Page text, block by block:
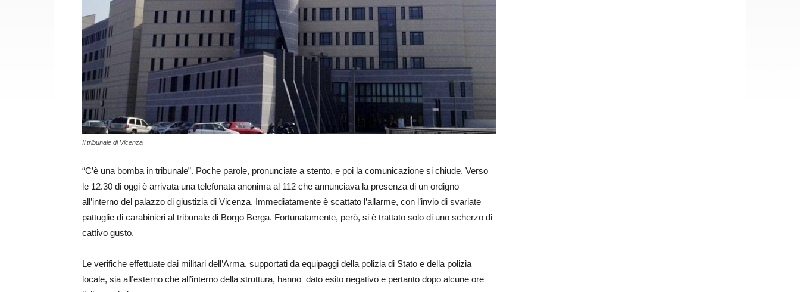
Il tribunale di Vicenza
“C’è una bomba in tribunale”. Poche parole, pronunciate a stento, e poi la comunicazione si chiude. Verso
le 12.30 di oggi è arrivata una telefonata anonima al 112 che annunciava la presenza di un ordigno
all’interno del palazzo di giustizia di Vicenza. Immediatamente è scattato l’allarme, con l’invio di svariate
pattuglie di carabinieri al tribunale di Borgo Berga. Fortunatamente, però, si è trattato solo di uno scherzo di
cattivo gusto.
Le verifiche effettuate dai militari dell’Arma, supportati da equipaggi della polizia di Stato e della polizia
locale, sia all’esterno che all’interno della struttura, hanno dato esito negativo e pertanto dopo alcune ore